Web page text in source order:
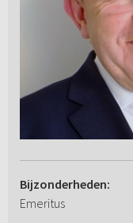
Bijzonderheden:
Emeritus